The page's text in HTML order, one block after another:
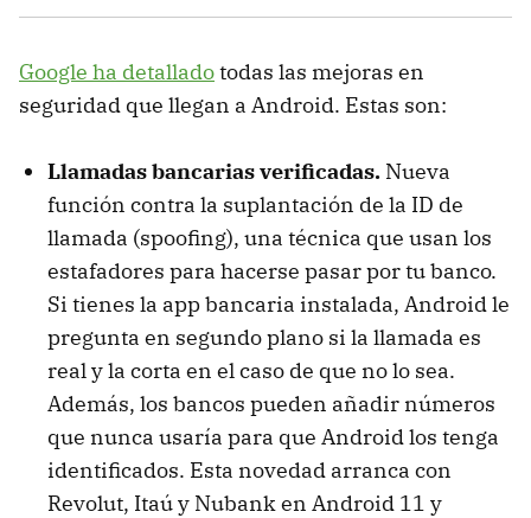
Google ha detalladotodas las mejoras en
seguridad que llegan a Android. Estas son:
Llamadas bancarias verificadas. Nueva
función contra la suplantación de la ID de
llamada (spoofing), una técnica que usan los
estafadores para hacerse pasar por tu banco.
Si tienes la app bancaria instalada, Android le
pregunta en segundo plano si la llamada es
real y la corta en el caso de que no lo sea.
Además, los bancos pueden añadir números
que nunca usaría para que Android los tenga
identificados. Esta novedad arranca con
Revolut, Itaú y Nubank en Android 11 y